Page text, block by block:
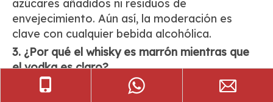
azúcares añadidos ni residuos de
envejecimiento. Aún así, la moderación es
clave con cualquier bebida alcohólica.
3. ¿Por qué el whisky es marrón mientras que
el vodka es claro?
El whisky obtiene su color ámbar o dorado al
envejecer en barriles de madera, que liberan